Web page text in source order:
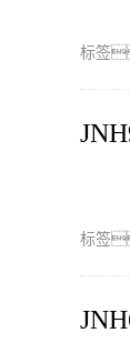
标签
标签